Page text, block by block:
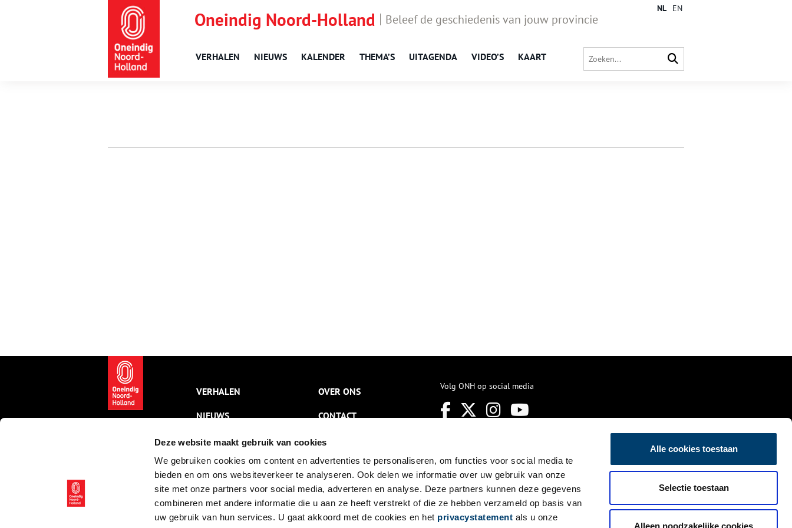
Deze website maakt gebruik van cookies
We gebruiken cookies om content en advertenties te personaliseren, om functies voor social media te
bieden en om ons websiteverkeer te analyseren. Ook delen we informatie over uw gebruik van onze
site met onze partners voor social media, adverteren en analyse. Deze partners kunnen deze gegevens
combineren met andere informatie die u aan ze heeft verstrekt of die ze hebben verzameld op basis van
uw gebruik van hun services. U gaat akkoord met de cookies en het privacystatement als u onze
Alle cookies toestaan
Selectie toestaan
Alleen noodzakelijke cookies
Oneindig Noord-Holland Beleef de geschiedenis van jouw provincie
VERHALEN NIEUWS KALENDER THEMA’S UITAGENDA VIDEO’S KAART
NL EN
VERHALEN
NIEUWS
KALENDER
THEMA’S
ACTIVITEITEN
VIDEO’S
OVER ONS
CONTACT
NIEUWSBRIEF
DISCLAIMER
PRIVACY
TOEGANKELIJKHEID
Volg ONH op social media